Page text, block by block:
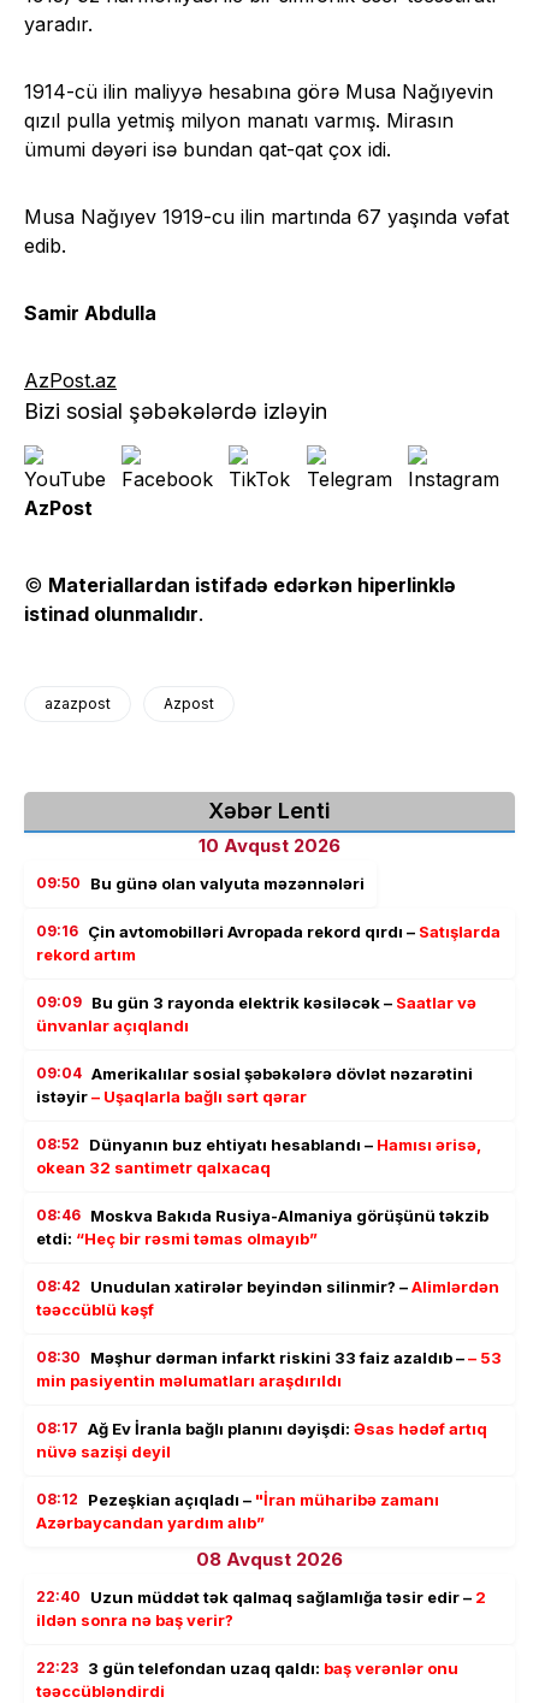
yaradır.
1914-cü ilin maliyyə hesabına görə Musa Nağıyevin
qızıl pulla yetmiş milyon manatı varmış. Mirasın
ümumi dəyəri isə bundan qat-qat çox idi.
Musa Nağıyev 1919-cu ilin martında 67 yaşında vəfat
edib.
Samir Abdulla
AzPost.az
Bizi sosial şəbəkələrdə izləyin
AzPost
© Materiallardan istifadə edərkən hiperlinklə
istinad olunmalıdır.
azazpost Azpost
Xəbər Lenti
10 Avqust 2026
09:50 Bu günə olan valyuta məzənnələri
09:16 Çin avtomobilləri Avropada rekord qırdı – Satışlarda
rekord artım
09:09 Bu gün 3 rayonda elektrik kəsiləcək – Saatlar və
ünvanlar açıqlandı
09:04 Amerikalılar sosial şəbəkələrə dövlət nəzarətini
istəyir– Uşaqlarla bağlı sərt qərar
08:52 Dünyanın buz ehtiyatı hesablandı – Hamısı ərisə,
okean 32 santimetr qalxacaq
08:46 Moskva Bakıda Rusiya-Almaniya görüşünü təkzib
etdi: “Heç bir rəsmi təmas olmayıb”
08:42 Unudulan xatirələr beyindən silinmir? –Alimlərdən
təəccüblü kəşf
08:30 Məşhur dərman infarkt riskini 33 faiz azaldıb –– 53
min pasiyentin məlumatları araşdırıldı
08:17 Ağ Ev İranla bağlı planını dəyişdi: Əsas hədəf artıq
nüvə sazişi deyil
08:12 Pezeşkian açıqladı – "İran müharibə zamanı
Azərbaycandan yardım alıb”
08 Avqust 2026
22:40 Uzun müddət tək qalmaq sağlamlığa təsir edir – 2
ildən sonra nə baş verir?
22:23 3 gün telefondan uzaq qaldı: baş verənlər onu
təəccübləndirdi